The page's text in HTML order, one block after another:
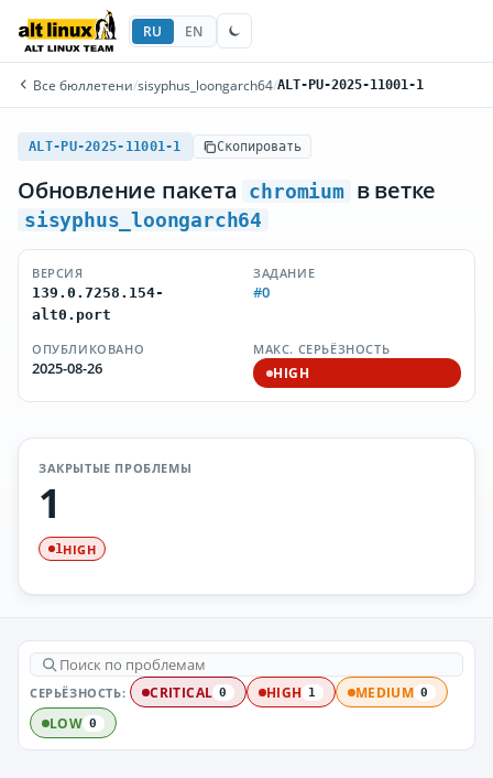
RU EN
Все бюллетени/sisyphus_loongarch64/ALT-PU-2025-11001-1
ALT-PU-2025-11001-1 Скопировать
Обновление пакета chromium в ветке
sisyphus_loongarch64
ВЕРСИЯ
139.0.7258.154-
alt0.port
ЗАДАНИЕ
#0
ОПУБЛИКОВАНО
2025-08-26
МАКС. СЕРЬЁЗНОСТЬ
HIGH
ЗАКРЫТЫЕ ПРОБЛЕМЫ
1
1HIGH
СЕРЬЁЗНОСТЬ: CRITICAL 0 HIGH 1 MEDIUM 0
LOW 0